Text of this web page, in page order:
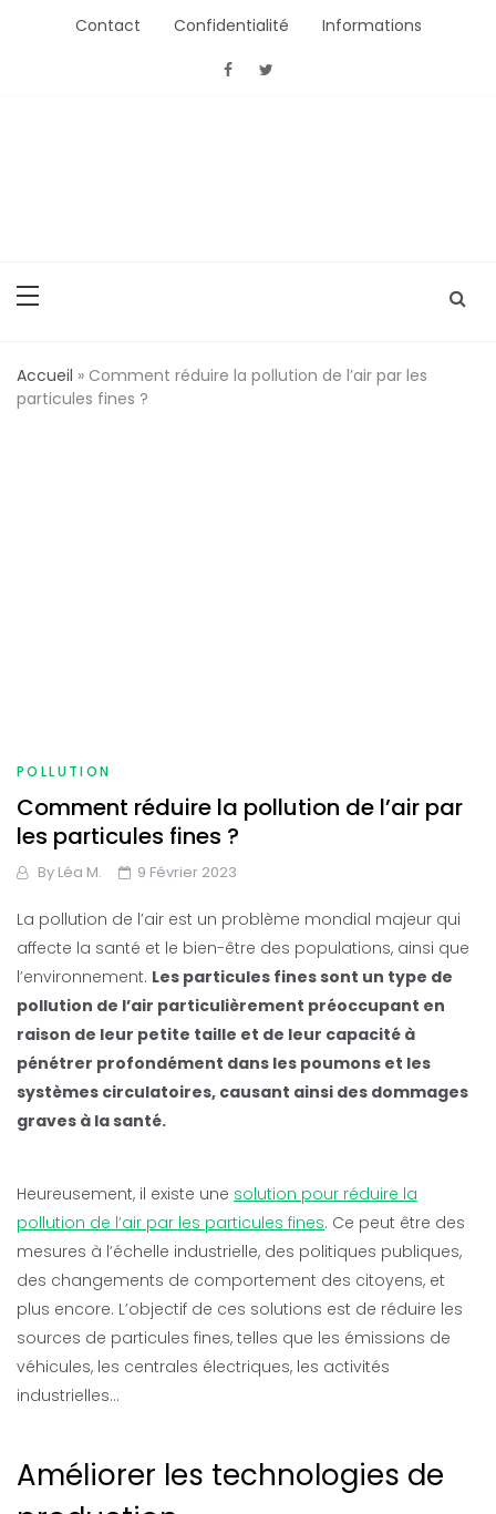
Contact Confidentialité Informations
Accueil » Comment réduire la pollution de l’air par les
particules fines ?
POLLUTION
Comment réduire la pollution de l’air par
les particules fines ?
By Léa M. 9 Février 2023
La pollution de l’air est un problème mondial majeur qui
affecte la santé et le bien-être des populations, ainsi que
l’environnement. Les particules fines sont un type de
pollution de l’air particulièrement préoccupant en
raison de leur petite taille et de leur capacité à
pénétrer profondément dans les poumons et les
systèmes circulatoires, causant ainsi des dommages
graves à la santé.
Heureusement, il existe une solution pour réduire la
pollution de l’air par les particules fines. Ce peut être des
mesures à l’échelle industrielle, des politiques publiques,
des changements de comportement des citoyens, et
plus encore. L’objectif de ces solutions est de réduire les
sources de particules fines, telles que les émissions de
véhicules, les centrales électriques, les activités
industrielles…
Améliorer les technologies de